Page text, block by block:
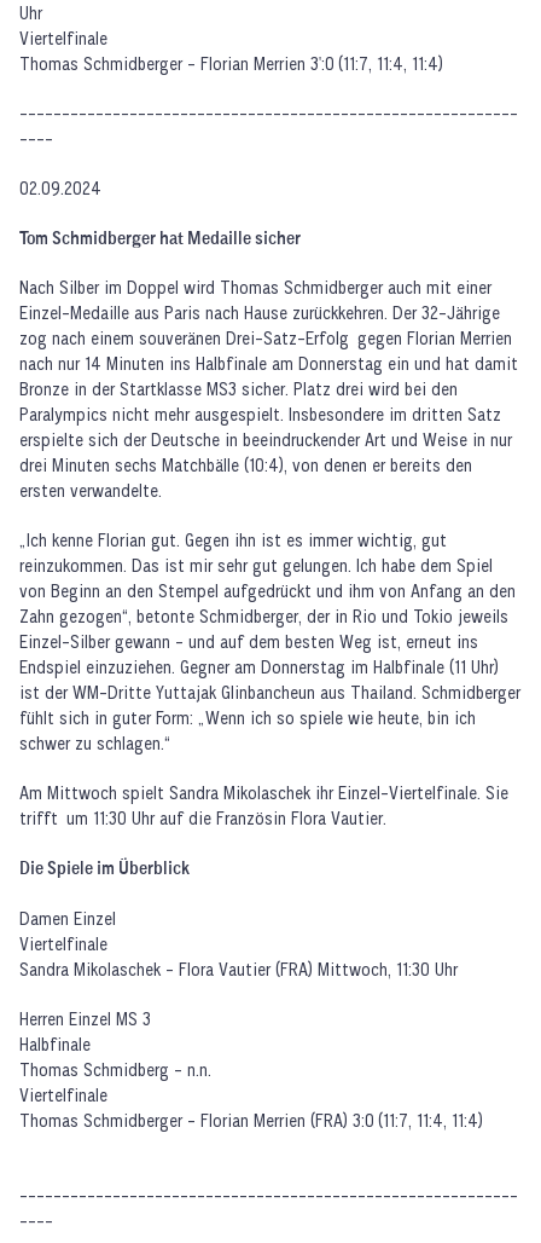
Uhr
Viertelfinale
Thomas Schmidberger - Florian Merrien 3':0 (11:7, 11:4, 11:4)
-----------------------------------------------------------
----
02.09.2024
Tom Schmidberger hat Medaille sicher
Nach Silber im Doppel wird Thomas Schmidberger auch mit einer
Einzel-Medaille aus Paris nach Hause zurückkehren. Der 32-Jährige
zog nach einem souveränen Drei-Satz-Erfolg gegen Florian Merrien
nach nur 14 Minuten ins Halbfinale am Donnerstag ein und hat damit
Bronze in der Startklasse MS3 sicher. Platz drei wird bei den
Paralympics nicht mehr ausgespielt. Insbesondere im dritten Satz
erspielte sich der Deutsche in beeindruckender Art und Weise in nur
drei Minuten sechs Matchbälle (10:4), von denen er bereits den
ersten verwandelte.
„Ich kenne Florian gut. Gegen ihn ist es immer wichtig, gut
reinzukommen. Das ist mir sehr gut gelungen. Ich habe dem Spiel
von Beginn an den Stempel aufgedrückt und ihm von Anfang an den
Zahn gezogen“, betonte Schmidberger, der in Rio und Tokio jeweils
Einzel-Silber gewann - und auf dem besten Weg ist, erneut ins
Endspiel einzuziehen. Gegner am Donnerstag im Halbfinale (11 Uhr)
ist der WM-Dritte Yuttajak Glinbancheun aus Thailand. Schmidberger
fühlt sich in guter Form: „Wenn ich so spiele wie heute, bin ich
schwer zu schlagen.“
Am Mittwoch spielt Sandra Mikolaschek ihr Einzel-Viertelfinale. Sie
trifft um 11:30 Uhr auf die Französin Flora Vautier.
Die Spiele im Überblick
Damen Einzel
Viertelfinale
Sandra Mikolaschek - Flora Vautier (FRA) Mittwoch, 11:30 Uhr
Herren Einzel MS 3
Halbfinale
Thomas Schmidberg - n.n.
Viertelfinale
Thomas Schmidberger - Florian Merrien (FRA) 3:0 (11:7, 11:4, 11:4)
-----------------------------------------------------------
----